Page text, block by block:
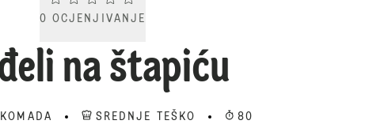
0 OCJENJIVANJE
na štapiću
SREDNJE TEŠKO 80